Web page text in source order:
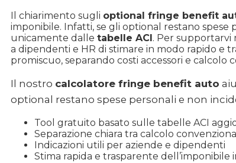
Il chiarimento sugli optional fringe benefit
imponibile. Infatti, se gli optional restano
unicamente dalle tabelle ACI. Per supportarvi
a dipendenti e HR di stimare in modo rapido e
promiscuo, separando costi accessori e calcolo
Il nostro calcolatore fringe benefit auto
optional restano spese personali e non
Tool gratuito basato sulle tabelle ACI
Separazione chiara tra calcolo
Indicazioni utili per aziende e dipendenti
Stima rapida e trasparente dell’imponibile